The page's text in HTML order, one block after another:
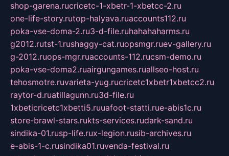
shop-garena.rucricetc-1-xbetr-1-xbetcc-2.ru
one-life-story.rutop-halyava.ruaccounts112.ru
poka-vse-doma-2.ru3-d-file.ruhahahaharms.ru
g2012.rutst-1.rushaggy-cat.ruopsmgr.ruev-gallery.ru
g-2012.ruops-mgr.ruaccounts-112.rucsm-demo.ru
poka-vse-doma2.ruairgungames.ruallseo-host.ru
tehosmotre.ruvarieta-yug.rucricetc1xbetr1xbetcc2.ru
raytor-d.ruatillagunn.ru3d-file.ru
1xbeticricetc1xbetti5.ruuafoot-statti.rue-abis1c.ru
store-brawl-stars.rukts-services.rudark-sand.ru
sindika-01.rusp-life.rux-legion.rusib-archives.ru
e-abis-1-c.rusindika01.ruvenda-festival.ru